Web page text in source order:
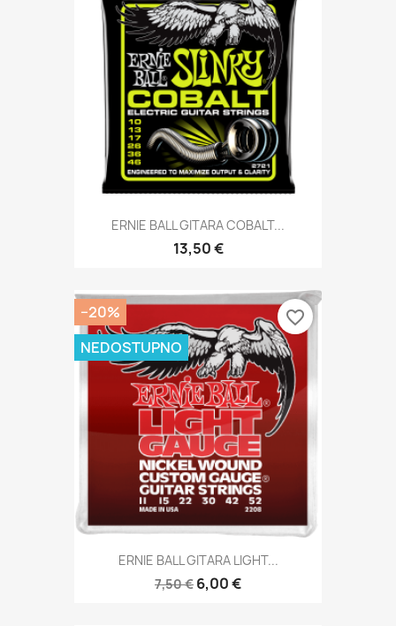
ERNIE BALL GITARA COBALT...
13,50 €
ERNIE BALL GITARA LIGHT...
7,50 € 6,00 €
−20%
NEDOSTUPNO
favorite_border